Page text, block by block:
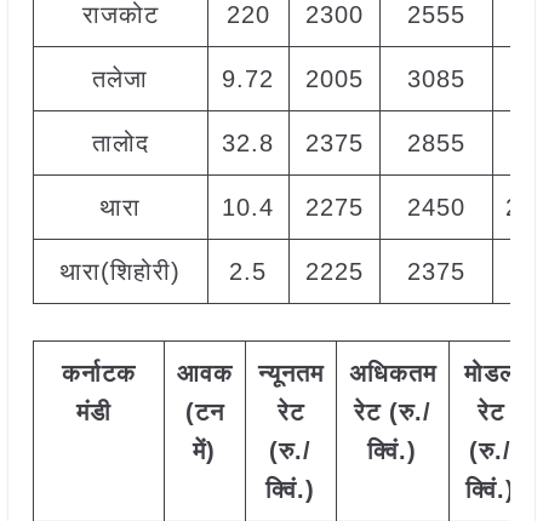
राजकोट 220 2300 2555
तलेजा 9.72 2005 3085
तालोद 32.8 2375 2855
थारा 10.4 2275 2450
थारा(शिहोरी) 2.5 2225 2375
कर्नाटक
मंडी
आवक
(टन
में)
न्यूनतम
रेट
(रु./
क्विं.)
अधिकतम
रेट (रु./
क्विं.)
मोडल
रेट
(रु./
क्विं.)